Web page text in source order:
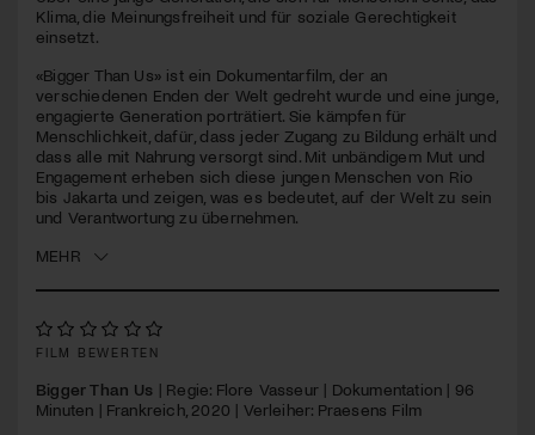
seconds
Klima, die Meinungsfreiheit und für soziale Gerechtigkeit
einsetzt.
«Bigger Than Us» ist ein Dokumentarfilm, der an
verschiedenen Enden der Welt gedreht wurde und eine junge,
engagierte Generation porträtiert. Sie kämpfen für
Menschlichkeit, dafür, dass jeder Zugang zu Bildung erhält und
dass alle mit Nahrung versorgt sind. Mit unbändigem Mut und
Engagement erheben sich diese jungen Menschen von Rio
bis Jakarta und zeigen, was es bedeutet, auf der Welt zu sein
und Verantwortung zu übernehmen.
MEHR
FILM BEWERTEN
Bigger Than Us | Regie: Flore Vasseur | Dokumentation | 96
Minuten | Frankreich, 2020 | Verleiher: Praesens Film